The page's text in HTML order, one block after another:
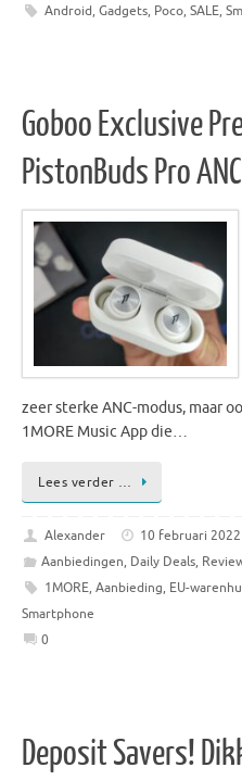
Android, Gadgets, Poco, SALE,
Goboo Exclusive
PistonBuds Pro
zeer sterke ANC-modus, maar
1MORE Music App die…
Lees verder …
Alexander
10 februari 2022
Aanbiedingen, Daily Deals,
1MORE, Aanbieding, EU-
Smartphone
0
Deposit Savers!